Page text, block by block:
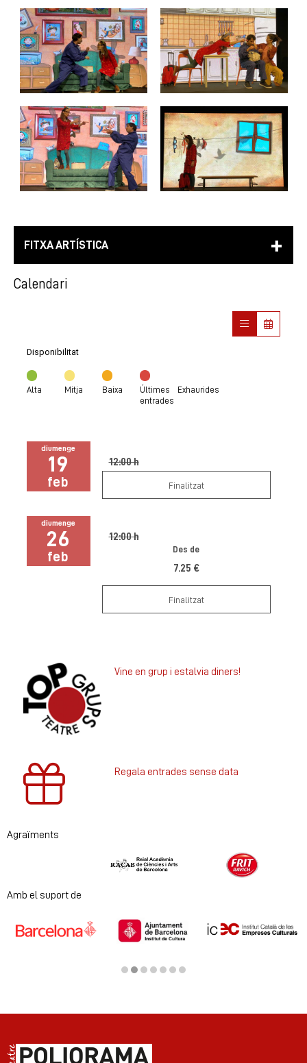
FITXA ARTÍSTICA
Calendari
Disponibilitat
Alta Mitja Baixa
Últimes
entrades
Exhaurides
diumenge
19
feb
12:00 h
Finalitzat
diumenge
26
feb
12:00 h
Des de
7.25 €
Finalitzat
Vine en grup i estalvia diners!
Regala entrades sense data
Agraïments
Diapositiva 1 de 2
Amb el suport de